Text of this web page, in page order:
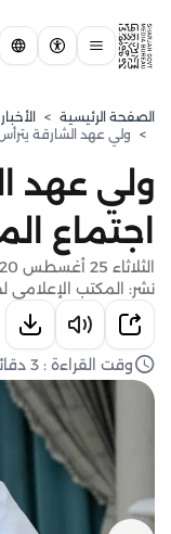
الصفحة الرئيسية > الأخبار
>
ولي عهد الشارقة
ولي عهد
اجتماع
الثلاثاء 25 أغسطس 2020
نشر: المكتب الإعلامي
وقت القراءة : 3 دقائق قراءة